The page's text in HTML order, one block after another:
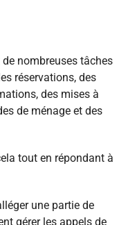
nombreuses tâches
réservations, des
des mises à
de ménage et des
tout en répondant à
une partie de
gérer les appels de